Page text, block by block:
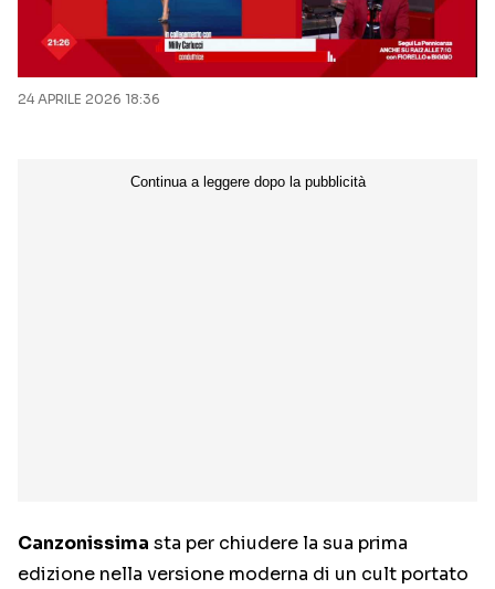
24 APRILE 2026 18:36
Canzonissima sta per chiudere la sua prima
edizione nella versione moderna di un cult portato